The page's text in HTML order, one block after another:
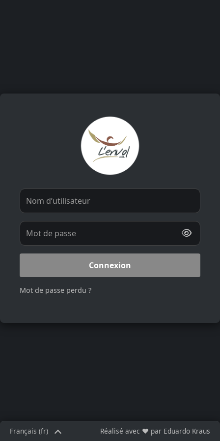
Connexion à CISP L'ENVOL À
Nom d’utilisateur
Mot de passe
Connexion
Mot de passe perdu ?
Français ‎(fr)‎ Réalisé avec ❤️ par Eduardo Kraus